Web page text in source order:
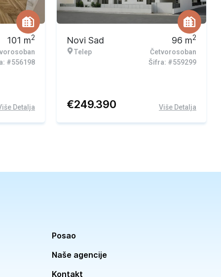
101 m2
#556198
Detalja
Novi Sad
Telep
96 m2
Četvorosoban
Šifra: #559299
€249.390 Više Detalja
Posao
Naše agencije
Kontakt